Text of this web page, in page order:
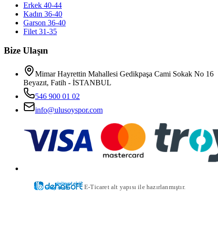
Erkek 40-44
Kadın 36-40
Garson 36-40
Filet 31-35
Bize Ulaşın
Mimar Hayrettin Mahallesi Gedikpaşa Cami Sokak No 16
Beyazıt, Fatih - İSTANBUL
546 900 01 02
info@ulusoyspor.com
E-Ticaret alt yapısı ile hazırlanmıştır.